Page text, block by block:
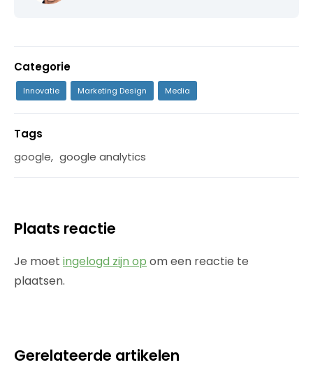
Categorie
Innovatie Marketing Design Media
Tags
google, google analytics
Plaats reactie
Je moet ingelogd zijn op om een reactie te
plaatsen.
Gerelateerde artikelen